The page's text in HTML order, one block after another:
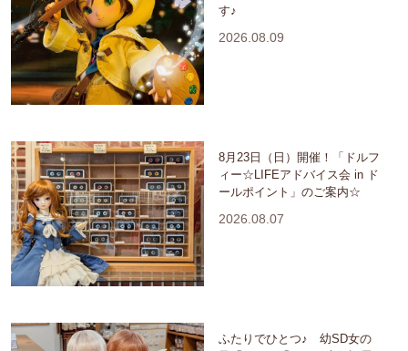
す♪
2026.08.09
8月23日（日）開催！「ドルフ
ィー☆LIFEアドバイス会 in ド
ールポイント」のご案内☆
2026.08.07
ふたりでひとつ♪ 幼SD女の